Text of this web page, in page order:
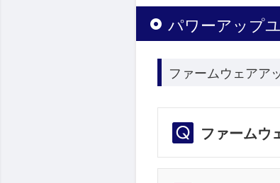
パワーアップ
ファームウェアア
ファームウ